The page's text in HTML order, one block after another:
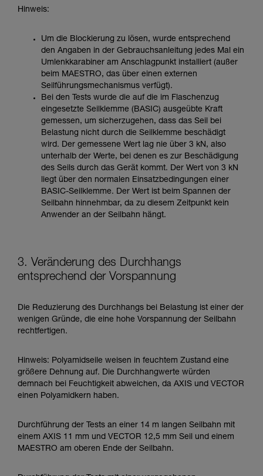
Hinweis:
Um die Blockierung zu lösen, wurde entsprechend
den Angaben in der Gebrauchsanleitung jedes Mal ein
Umlenkkarabiner am Anschlagpunkt installiert (außer
beim MAESTRO, das über einen externen
Seilführungsmechanismus verfügt).
Bei den Tests wurde die auf die im Flaschenzug
eingesetzte Seilklemme (BASIC) ausgeübte Kraft
gemessen, um sicherzugehen, dass das Seil bei
Belastung nicht durch die Seilklemme beschädigt
wird. Der gemessene Wert lag nie über 3 kN, also
unterhalb der Werte, bei denen es zur Beschädigung
des Seils durch das Gerät kommt. Der Wert von 3 kN
liegt über den normalen Einsatzbedingungen einer
BASIC-Seilklemme. Der Wert ist beim Spannen der
Seilbahn hinnehmbar, da zu diesem Zeitpunkt kein
Anwender an der Seilbahn hängt.
3. Veränderung des Durchhangs
entsprechend der Vorspannung
Die Reduzierung des Durchhangs bei Belastung ist einer der
wenigen Gründe, die eine hohe Vorspannung der Seilbahn
rechtfertigen.
Hinweis: Polyamidseile weisen in feuchtem Zustand eine
größere Dehnung auf. Die Durchhangwerte würden
demnach bei Feuchtigkeit abweichen, da AXIS und VECTOR
einen Polyamidkern haben.
Durchführung der Tests an einer 14 m langen Seilbahn mit
einem AXIS 11 mm und VECTOR 12,5 mm Seil und einem
MAESTRO am oberen Ende der Seilbahn.